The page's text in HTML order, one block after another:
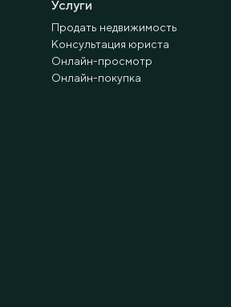
Услуги
Продать недвижимость
Консультация юриста
Онлайн-просмотр
Онлайн-покупка